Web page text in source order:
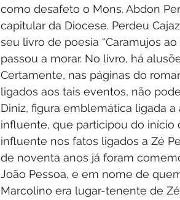
como desafeto o Mons. Abdon
capitular da Diocese. Perdeu
seu livro de poesia “Caramujos
passou a morar. No livro, há
Certamente, nas páginas do
ligados aos tais eventos, não
Diniz, figura emblemática ligada
influente, que participou do início
influente nos fatos ligados a Zé
de noventa anos já foram
João Pessoa, e em nome de
Marcolino era lugar-tenente de